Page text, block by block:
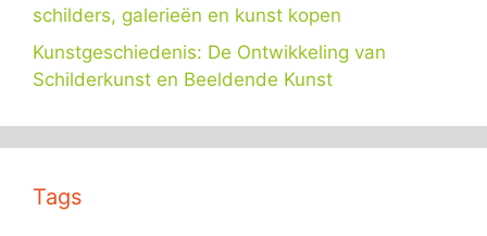
schilders, galerieën en kunst kopen
Kunstgeschiedenis: De Ontwikkeling van
Schilderkunst en Beeldende Kunst
Tags